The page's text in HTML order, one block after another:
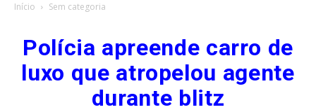
Início Sem categoria
Polícia apreende carro de
luxo que atropelou agente
durante blitz